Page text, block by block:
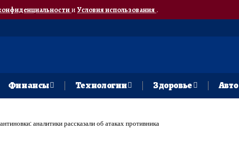
и Условия использования.
Финансы Технологии Здоровье Авто
аналитики рассказали об атаках противника